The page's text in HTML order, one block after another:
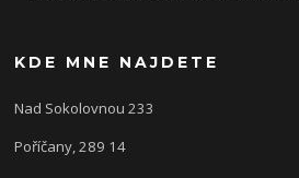
KDE MNE NAJDETE
Nad Sokolovnou 233
Poříčany, 289 14